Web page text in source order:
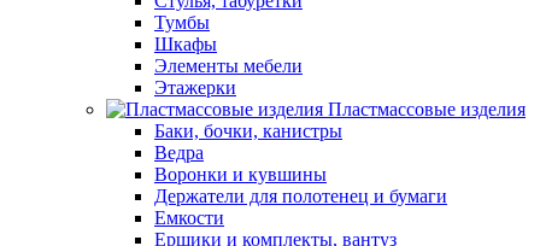
Тумбы
Шкафы
Элементы мебели
Этажерки
Пластмассовые изделия
Баки, бочки, канистры
Ведра
Воронки и кувшины
Держатели для полотенец и бумаги
Емкости
Ершики и комплекты, вантуз